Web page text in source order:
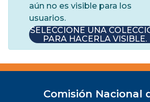
aún no es visible para los
usuarios.
SELECCIONE UNA
PARA HACERLA VISIBLE.
Comisión Nacional